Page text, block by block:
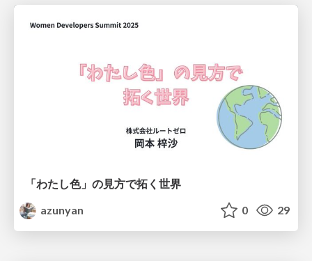
「わたし色」の見方で拓く世界
azunyan
0 29